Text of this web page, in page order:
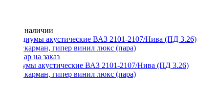
Нет в наличии
Подиумы акустические ВАЗ 2101-2107/Нива (ПД 3.26)
16см+карман, гипер винил люкс (пара)